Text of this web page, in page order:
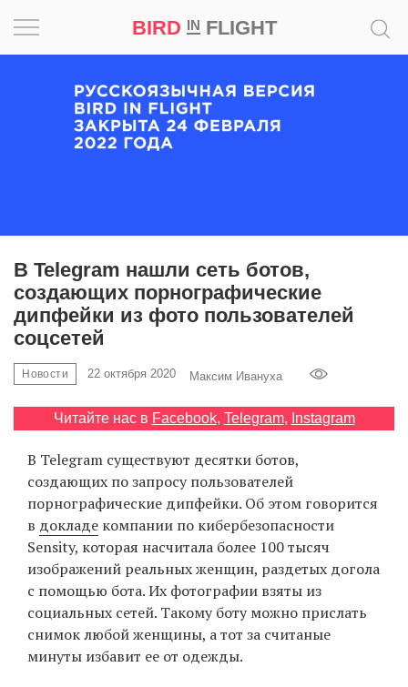
BIRD INFLIGHT
В Telegram нашли сеть ботов,
создающих порнографические
дипфейки из фото пользователей
соцсетей
Новости 22 октября 2020 Максим Ивануха
Читайте нас в Facebook, Telegram, Instagram
В Telegram существуют десятки ботов,
создающих по запросу пользователей
порнографические дипфейки. Об этом говорится
в докладе компании по кибербезопасности
Sensity, которая насчитала более 100 тысяч
изображений реальных женщин, раздетых догола
с помощью бота. Их фотографии взяты из
социальных сетей. Такому боту можно прислать
снимок любой женщины, а тот за считаные
минуты избавит ее от одежды.